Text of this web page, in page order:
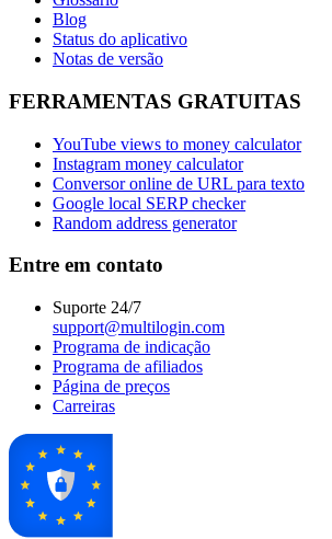
Blog
Status do aplicativo
Notas de versão
FERRAMENTAS GRATUITAS
YouTube views to money calculator
Instagram money calculator
Conversor online de URL para texto
Google local SERP checker
Random address generator
Entre em contato
Suporte 24/7
support@multilogin.com
Programa de indicação
Programa de afiliados
Página de preços
Carreiras